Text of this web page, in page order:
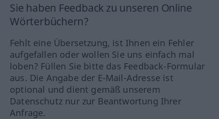
Sie haben Feedback zu unseren Online
Wörterbüchern?
Fehlt eine Übersetzung, ist Ihnen ein Fehler
aufgefallen oder wollen Sie uns einfach mal
loben? Füllen Sie bitte das Feedback-Formular
aus. Die Angabe der E-Mail-Adresse ist
optional und dient gemäß unserem
Datenschutz nur zur Beantwortung Ihrer
Anfrage.